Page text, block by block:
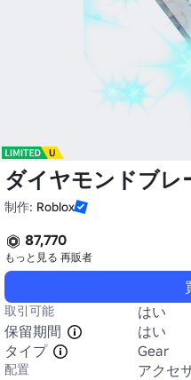
ダイヤモンドブレ
制作: Roblox
87,770
もっと見る 再販者
取引可能
はい
保留期間
はい
タイプ
Gear
配置 アクセ